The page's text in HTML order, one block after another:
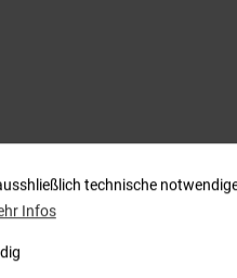
technische
Infos
werden, Fernseher,